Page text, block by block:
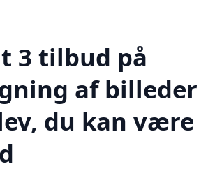
3 tilbud på
af billeder
du kan være